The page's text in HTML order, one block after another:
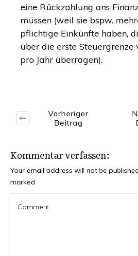
eine Rück­zah­lung ans
müs­sen (weil sie bspw.
pflich­ti­ge Ein­künf­te haben,
über die ers­te Steu­er­gren­ze
pro Jahr überragen).
Vorheriger
Beitrag
Kommentar verfassen:
Your email address will not be
marked